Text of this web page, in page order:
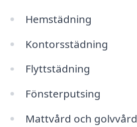
Hemstädning
Kontorsstädning
Flyttstädning
Fönsterputsing
Mattvård och golvvård